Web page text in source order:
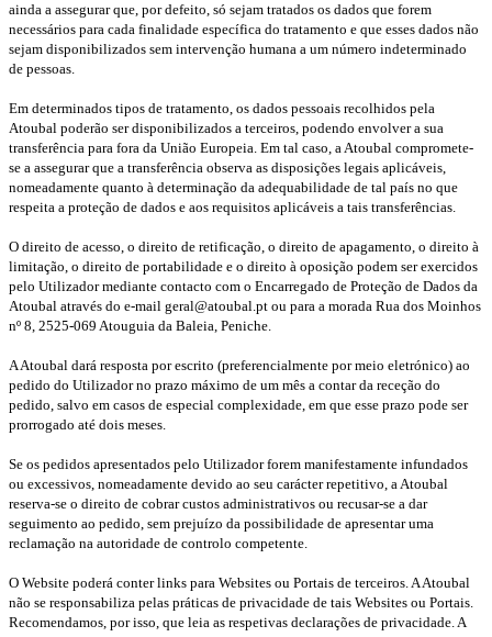
ainda a assegurar que, por defeito, só sejam tratados os dados que forem
necessários para cada finalidade específica do tratamento e que esses dados não
sejam disponibilizados sem intervenção humana a um número indeterminado
de pessoas.
Em determinados tipos de tratamento, os dados pessoais recolhidos pela
Atoubal poderão ser disponibilizados a terceiros, podendo envolver a sua
transferência para fora da União Europeia. Em tal caso, a Atoubal compromete-
se a assegurar que a transferência observa as disposições legais aplicáveis,
nomeadamente quanto à determinação da adequabilidade de tal país no que
respeita a proteção de dados e aos requisitos aplicáveis a tais transferências.
O direito de acesso, o direito de retificação, o direito de apagamento, o direito à
limitação, o direito de portabilidade e o direito à oposição podem ser exercidos
pelo Utilizador mediante contacto com o Encarregado de Proteção de Dados da
Atoubal através do e-mail geral@atoubal.pt ou para a morada Rua dos Moinhos
nº 8, 2525-069 Atouguia da Baleia, Peniche.
A Atoubal dará resposta por escrito (preferencialmente por meio eletrónico) ao
pedido do Utilizador no prazo máximo de um mês a contar da receção do
pedido, salvo em casos de especial complexidade, em que esse prazo pode ser
prorrogado até dois meses.
Se os pedidos apresentados pelo Utilizador forem manifestamente infundados
ou excessivos, nomeadamente devido ao seu carácter repetitivo, a Atoubal
reserva-se o direito de cobrar custos administrativos ou recusar-se a dar
seguimento ao pedido, sem prejuízo da possibilidade de apresentar uma
reclamação na autoridade de controlo competente.
O Website poderá conter links para Websites ou Portais de terceiros. A Atoubal
não se responsabiliza pelas práticas de privacidade de tais Websites ou Portais.
Recomendamos, por isso, que leia as respetivas declarações de privacidade. A